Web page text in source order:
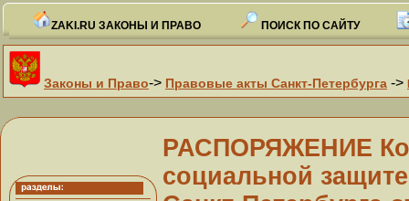
ZAKI.RU ЗАКОНЫ И ПРАВО ПОИСК ПО САЙТУ
Законы и Право-> Правовые акты Санкт-Петербурга ->
РАСПОРЯЖЕНИЕ
социальной